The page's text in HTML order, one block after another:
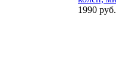
1990 руб.